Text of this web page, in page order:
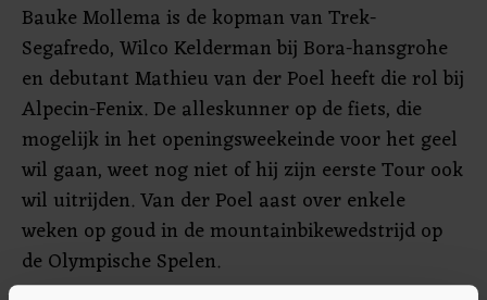
Bauke Mollema is de kopman van Trek-
Segafredo, Wilco Kelderman bij Bora-hansgrohe
en debutant Mathieu van der Poel heeft die rol bij
Alpecin-Fenix. De alleskunner op de fiets, die
mogelijk in het openingsweekeinde voor het geel
wil gaan, weet nog niet of hij zijn eerste Tour ook
wil uitrijden. Van der Poel aast over enkele
weken op goud in de mountainbikewedstrijd op
de Olympische Spelen.